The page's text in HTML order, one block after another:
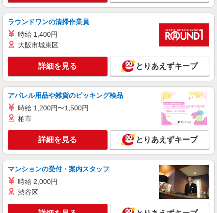
時給1250円交通費全額支給
広島県広島市安佐南区 ＊車・バイク通勤OK
キープ 詳細を見る
株式会社テクノ・サービス/お仕事No/0805437
製品の検査・梱包
時給1170円交通費全額支給
広島県広島市安佐南区 ＊車・バイク通勤OK
キープ 詳細を見る
派遣社員
株式会社テクノ・サービス/お仕事No/0854963
パック詰め・陳列など
広島県広島市安佐南区 ＊車・バイク通勤OK
ラウンドワンの清掃作業員
時給 1,400円
大阪市城東区
詳細を見る とりあえずキープ
アパレル用品や雑貨のピッキング検品
時給 1,200円〜1,500円
柏市
詳細を見る とりあえずキープ
マンションの受付・案内スタッフ
時給 2,000円
渋谷区